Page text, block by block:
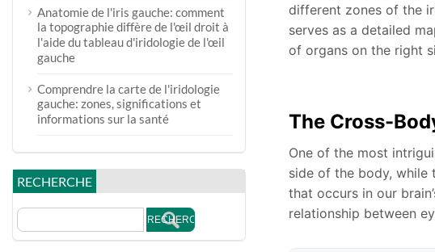
different zones of the
serves as a detailed
of organs on the right
The Cross-
One of the most
side of the body, while
that occurs in our
relationship between
Anatomie de l'iris gauche: comment
la topographie diffère de l'œil droit à
l'aide du tableau d'iridologie de l'œil
gauche
Comprendre la carte de l'iridologie
gauche: zones, significations et
informations sur la santé
RECHERCHE